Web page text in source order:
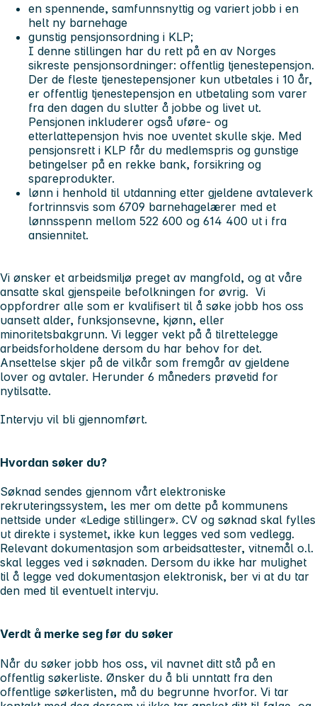
en spennende, samfunnsnyttig og variert jobb i en
helt ny barnehage
gunstig pensjonsordning i KLP;
I denne stillingen har du rett på en av Norges
sikreste pensjonsordninger: offentlig tjenestepensjon.
Der de fleste tjenestepensjoner kun utbetales i 10 år,
er offentlig tjenestepensjon en utbetaling som varer
fra den dagen du slutter å jobbe og livet ut.
Pensjonen inkluderer også uføre- og
etterlattepensjon hvis noe uventet skulle skje. Med
pensjonsrett i KLP får du medlemspris og gunstige
betingelser på en rekke bank, forsikring og
spareprodukter.
lønn i henhold til utdanning etter gjeldene avtaleverk
fortrinnsvis som 6709 barnehagelærer med et
lønnsspenn mellom 522 600 og 614 400 ut i fra
ansiennitet.
Vi ønsker et arbeidsmiljø preget av mangfold, og at våre
ansatte skal gjenspeile befolkningen for øvrig. Vi
oppfordrer alle som er kvalifisert til å søke jobb hos oss
uansett alder, funksjonsevne, kjønn, eller
minoritetsbakgrunn. Vi legger vekt på å tilrettelegge
arbeidsforholdene dersom du har behov for det.
Ansettelse skjer på de vilkår som fremgår av gjeldene
lover og avtaler. Herunder 6 måneders prøvetid for
nytilsatte.
Intervju vil bli gjennomført.
Hvordan søker du?
Søknad sendes gjennom vårt elektroniske
rekruteringssystem, les mer om dette på kommunens
nettside under «Ledige stillinger». CV og søknad skal fylles
ut direkte i systemet, ikke kun legges ved som vedlegg.
Relevant dokumentasjon som arbeidsattester, vitnemål o.l.
skal legges ved i søknaden. Dersom du ikke har mulighet
til å legge ved dokumentasjon elektronisk, ber vi at du tar
den med til eventuelt intervju.
Verdt å merke seg før du søker
Når du søker jobb hos oss, vil navnet ditt stå på en
offentlig søkerliste. Ønsker du å bli unntatt fra den
offentlige søkerlisten, må du begrunne hvorfor. Vi tar